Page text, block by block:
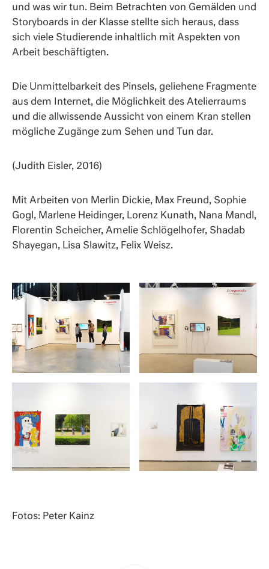
und was wir tun. Beim Betrachten von Gemälden und
Storyboards in der Klasse stellte sich heraus, dass
sich viele Studierende inhaltlich mit Aspekten von
Arbeit beschäftigten.
Die Unmittelbarkeit des Pinsels, geliehene Fragmente
aus dem Internet, die Möglichkeit des Atelierraums
und die allwissende Aussicht von einem Kran stellen
mögliche Zugänge zum Sehen und Tun dar.
(Judith Eisler, 2016)
Mit Arbeiten von Merlin Dickie, Max Freund, Sophie
Gogl, Marlene Heidinger, Lorenz Kunath, Nana Mandl,
Florentin Scheicher, Amelie Schlögelhofer, Shadab
Shayegan, Lisa Slawitz, Felix Weisz.
Fotos: Peter Kainz